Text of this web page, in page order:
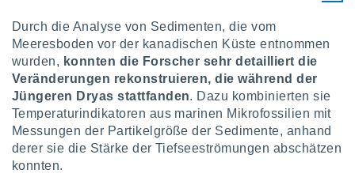
Sie
klicken.
und
oder
Durch die Analyse von Sedimenten, die vom
Meeresboden vor der kanadischen Küste entnommen
wurden, konnten die Forscher sehr detailliert die
Veränderungen rekonstruieren, die während der
Jüngeren Dryas stattfanden. Dazu kombinierten sie
Temperaturindikatoren aus marinen Mikrofossilien mit
Messungen der Partikelgröße der Sedimente, anhand
derer sie die Stärke der Tiefseeströmungen abschätzen
konnten.